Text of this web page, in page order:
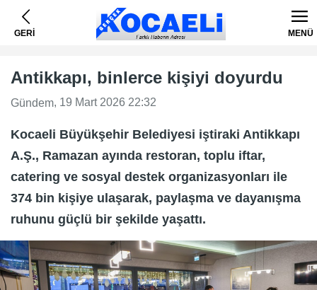
GERİ MENÜ
Antikkapı, binlerce kişiyi doyurdu
Gündem, 19 Mart 2026 22:32
Kocaeli Büyükşehir Belediyesi iştiraki Antikkapı
A.Ş., Ramazan ayında restoran, toplu iftar,
catering ve sosyal destek organizasyonları ile
374 bin kişiye ulaşarak, paylaşma ve dayanışma
ruhunu güçlü bir şekilde yaşattı.